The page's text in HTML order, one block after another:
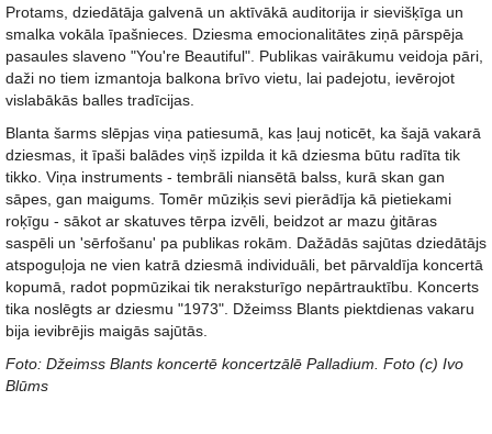
Protams, dziedātāja galvenā un aktīvākā auditorija ir sievišķīga un
smalka vokāla īpašnieces. Dziesma emocionalitātes ziņā pārspēja
pasaules slaveno "You're Beautiful". Publikas vairākumu veidoja pāri,
daži no tiem izmantoja balkona brīvo vietu, lai padejotu, ievērojot
vislabākās balles tradīcijas.
Blanta šarms slēpjas viņa patiesumā, kas ļauj noticēt, ka šajā vakarā
dziesmas, it īpaši balādes viņš izpilda it kā dziesma būtu radīta tik
tikko. Viņa instruments - tembrāli niansētā balss, kurā skan gan
sāpes, gan maigums. Tomēr mūziķis sevi pierādīja kā pietiekami
roķīgu - sākot ar skatuves tērpa izvēli, beidzot ar mazu ģitāras
saspēli un 'sērfošanu' pa publikas rokām. Dažādās sajūtas dziedātājs
atspoguļoja ne vien katrā dziesmā individuāli, bet pārvaldīja koncertā
kopumā, radot popmūzikai tik neraksturīgo nepārtrauktību. Koncerts
tika noslēgts ar dziesmu "1973". Džeimss Blants piektdienas vakaru
bija ievibrējis maigās sajūtās.
Foto: Džeimss Blants koncertē koncertzālē Palladium. Foto (c) Ivo
Blūms